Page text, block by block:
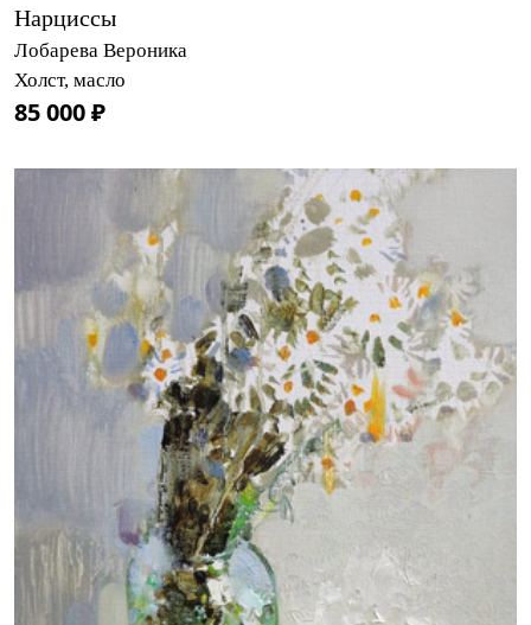
Нарциссы
Лобарева Вероника
Холст, масло
85 000 ₽